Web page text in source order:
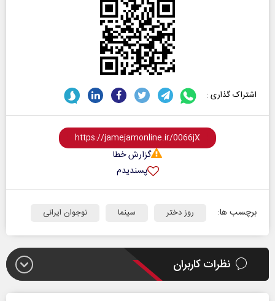
اشتراک گذاری :
گزارش خطا
پسندیدم
برچسب ها: روز دختر سینما نوجوان ایرانی
نظرات کاربران